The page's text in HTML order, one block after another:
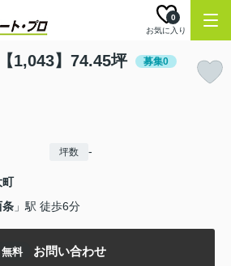
お気に入り
0
1,043】74.45坪 募集0
坪数 -
町
条 」駅 徒歩6分
無料 お問い合わせ